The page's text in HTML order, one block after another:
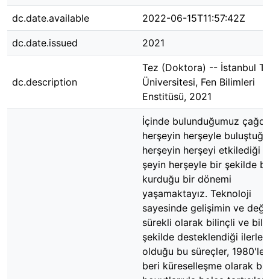
dc.date.available 2022-06-15T11:57:42Z
dc.date.issued 2021
dc.description
Tez (Doktora) -- İstanbul
Üniversitesi, Fen Bilimleri
Enstitüsü, 2021
İçinde bulunduğumuz çağda
herşeyin herşeyle
herşeyin herşeyi etkilediği
şeyin herşeyle bir şekilde
kurduğu bir dönemi
yaşamaktayız. Teknoloji
sayesinde gelişimin ve
sürekli olarak bilinçli ve
şekilde desteklendiği
olduğu bu süreçler,
beri küreselleşme olarak